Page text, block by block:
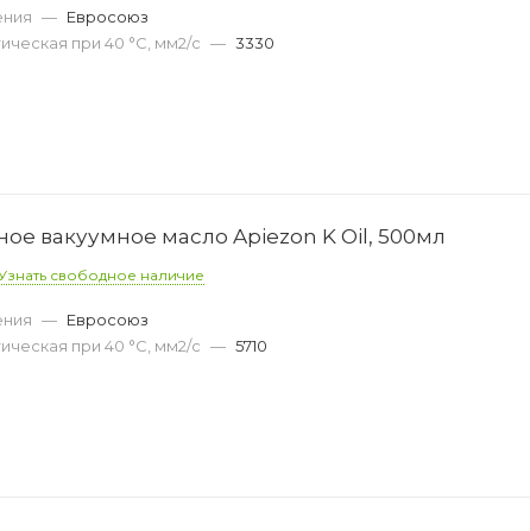
— Евросоюз
при 40 °С, мм2/с — 3330
вакуумное масло Apiezon K Oil, 500мл
свободное наличие
— Евросоюз
при 40 °С, мм2/с — 5710